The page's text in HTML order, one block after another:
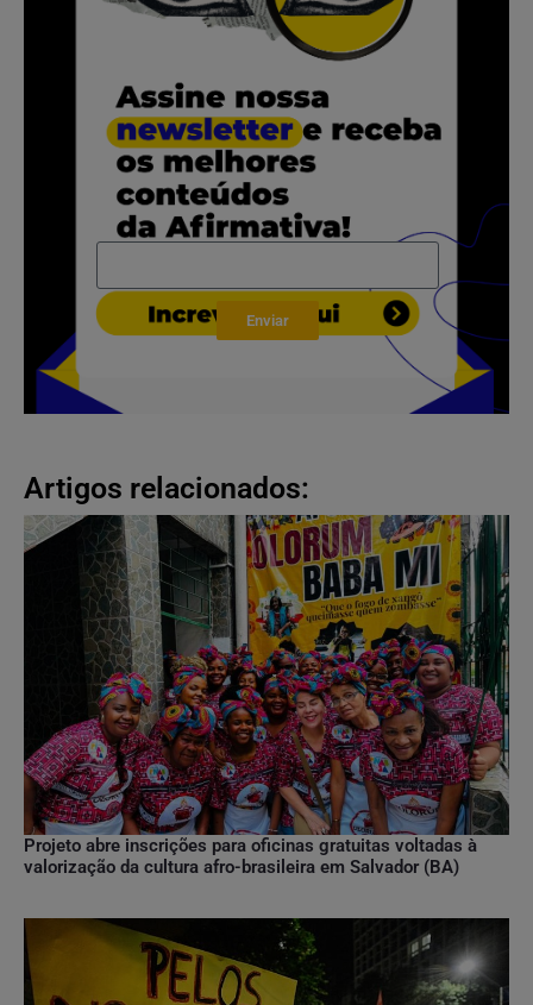
Enviar
Artigos relacionados:
Projeto abre inscrições para oficinas gratuitas voltadas à
valorização da cultura afro-brasileira em Salvador (BA)